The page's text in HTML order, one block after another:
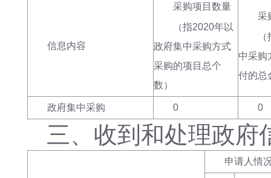
信息内容
采购项目数量
（指2020年以
政府集中采购方式
采购的项目总个
数）
采
中采购
付的总
政府集中采购 0 0
三、 收到和处理政府
申请人情